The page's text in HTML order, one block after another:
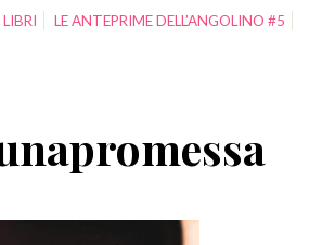
CONTATTI
LIBRI
LE ANTEPRIME DELL’ANGOLINO #5